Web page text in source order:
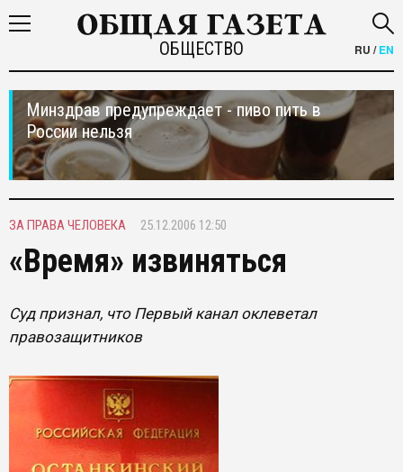
ОБЩЕСТВО RU /EN
Минздрав предупреждает - пиво пить в
России нельзя
ЗА ПРАВА ЧЕЛОВЕКА 25.12.2006 12:50
«Время» извиняться
Суд признал, что Первый канал оклеветал
правозащитников